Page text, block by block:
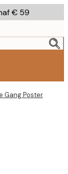
€ 59
Gang Poster